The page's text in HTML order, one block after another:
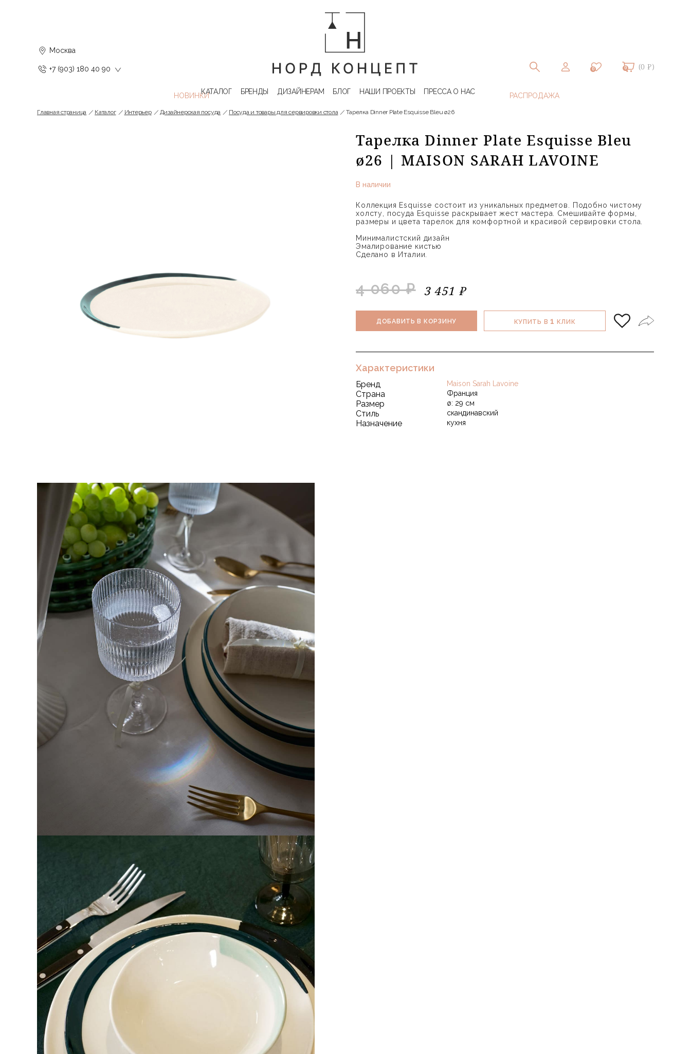
Москва
+7 (903) 180 40 90 0 0 (0 ₽)
КАТАЛОГ БРЕНДЫ ДИЗАЙНЕРАМ БЛОГ НАШИ ПРОЕКТЫ ПРЕССА О НАС
Главная страница Каталог Интерьер Дизайнерская посуда Посуда и товары для сервировки стола Тарелка Dinner Plate Esquisse Bleu ø26
Тарелка Dinner Plate Esquisse Bleu
ø26 | MAISON SARAH LAVOINE
В наличии
Коллекция Esquisse состоит из уникальных предметов. Подобно чистому
холсту, посуда Esquisse раскрывает жест мастера. Смешивайте формы,
размеры и цвета тарелок для комфортной и красивой сервировки стола.
Минималистский дизайн
Эмалирование кистью
Сделано в Италии.
4 060 ₽ 3 451 ₽
ДОБАВИТЬ В КОРЗИНУ КУПИТЬ В1 КЛИК
Характеристики
Бренд Maison Sarah Lavoine
Страна Франция
Размер ø: 29 см
Стиль скандинавский
Назначение кухня